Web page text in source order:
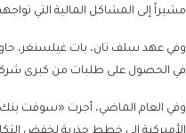
مشيراً إلى المشاكل المالية التي
وفي عهد سلف تان، بات غيلسنغر،
في الحصول على طلبات من كبرى شركات
وفي العام الماضي، أجرت «سوفت